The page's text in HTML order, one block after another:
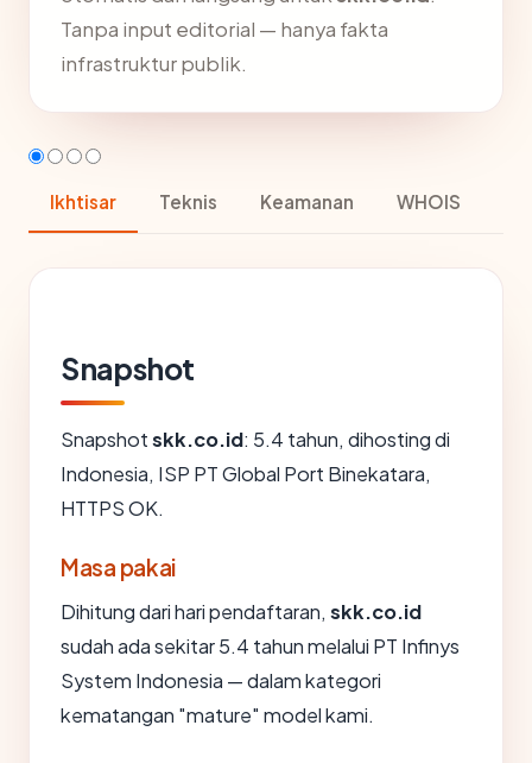
Tanpa input editorial — hanya fakta
infrastruktur publik.
Ikhtisar Teknis Keamanan WHOIS
Snapshot
Snapshotskk.co.id: 5.4 tahun, dihosting di
Indonesia, ISP PT Global Port Binekatara,
HTTPS OK.
Masa pakai
Dihitung dari hari pendaftaran, skk.co.id
sudah ada sekitar 5.4 tahun melalui PT Infinys
System Indonesia — dalam kategori
kematangan "mature" model kami.